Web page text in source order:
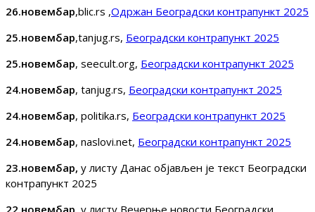
26.новембар,blic.rs ,Одржан Београдски контрапункт 2025
25.новембар,tanjug.rs, Београдски контрапункт 2025
25.новембар, seecult.org, Београдски контрапункт 2025
24.новембар, tanjug.rs, Београдски контрапункт 2025
24.новембар, politika.rs, Београдски контрапункт 2025
24.новембар, naslovi.net, Београдски контрапункт 2025
23.новембар, у листу Данас објављен је текст Београдски
контрапункт 2025
22.новембар, у листу Вечерње новости Београдски